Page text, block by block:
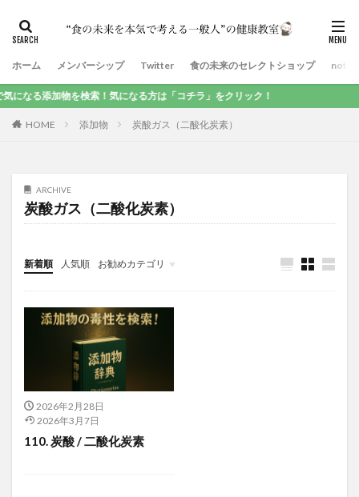
ホーム メンバーシップ Twitter 食の未来のセレクトショップ note
る添加物を検索！気になる方は「コチラ」をクリック！
HOME 添加物 炭酸ガス（二酸化炭素）
ARCHIVE
炭酸ガス（二酸化炭素）
新着順 人気順 お勧めカテゴリ
食品添加物
2026年2月28日
2026年3月7日
110. 炭酸 / 二酸化炭素